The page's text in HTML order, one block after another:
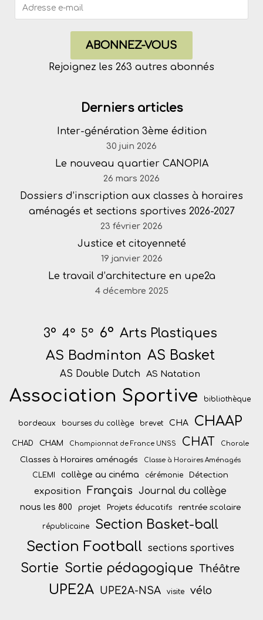
ABONNEZ-VOUS
Rejoignez les 263 autres abonnés
Derniers articles
Inter-génération 3ème édition
30 juin 2026
Le nouveau quartier CANOPIA
26 mars 2026
Dossiers d’inscription aux classes à horaires
aménagés et sections sportives 2026-2027
23 février 2026
Justice et citoyenneté
19 janvier 2026
Le travail d’architecture en upe2a
4 décembre 2025
3° 4° 5° 6° Arts Plastiques
AS Badminton AS Basket
AS Double Dutch AS Natation
Association Sportive bibliothèque
bordeaux bourses du collège brevet CHA CHAAP
CHAD CHAM Championnat de France UNSS CHAT Chorale
Classes à Horaires aménagés Classe à Horaires Aménagés
CLEMI collège au cinéma cérémonie Détection
exposition Français Journal du collège
nous les 800 projet Projets éducatifs rentrée scolaire
républicaine Section Basket-ball
Section Football sections sportives
Sortie Sortie pédagogique Théâtre
UPE2A UPE2A-NSA visite vélo